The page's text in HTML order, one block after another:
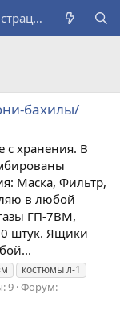
Регистрация
бахилы/
с хранения. В
Маска, Фильтр,
в любой
ГП-7ВМ,
штук. Ящики
костюмы л-1
9 Форум: